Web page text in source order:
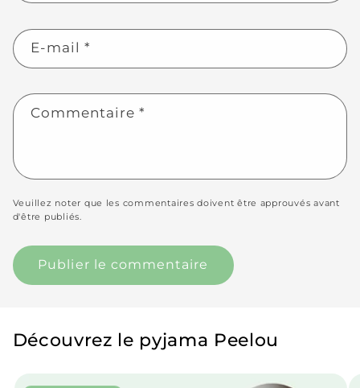
E-mail*
Commentaire*
Veuillez noter que les commentaires doivent être approuvés avant
d'être publiés.
Découvrez le pyjama Peelou